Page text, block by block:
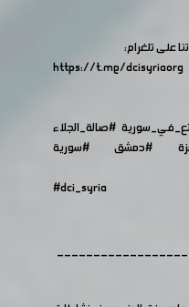
على تلغرام:
https://t.me/dcisyriaorg
#صالة_الجلاء
#دمشق
#سورية
#dci_syria